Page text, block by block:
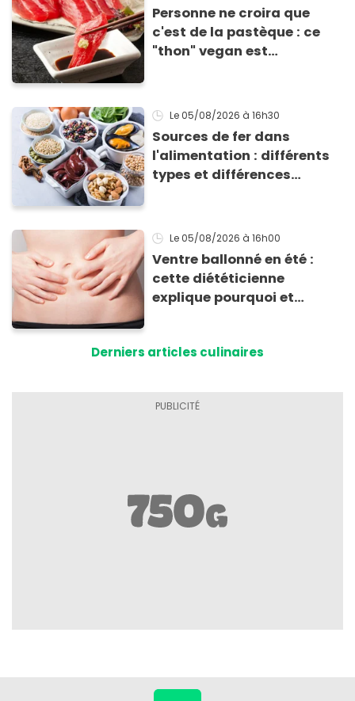
Personne ne croira que
c'est de la pastèque : ce
"thon" vegan est
Le 05/08/2026 à 16h30
Sources de fer dans
l'alimentation : différents
types et différences
Le 05/08/2026 à 16h00
Ventre ballonné en été :
cette diététicienne
explique pourquoi et
Derniers articles culinaires